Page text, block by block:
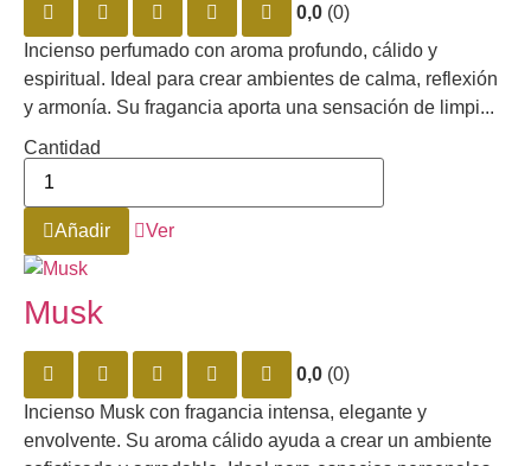
0,0 (0)
Incienso perfumado con aroma profundo, cálido y
espiritual. Ideal para crear ambientes de calma, reflexión
y armonía. Su fragancia aporta una sensación de limpi...
Cantidad
Añadir Ver
Musk
0,0 (0)
Incienso Musk con fragancia intensa, elegante y
envolvente. Su aroma cálido ayuda a crear un ambiente